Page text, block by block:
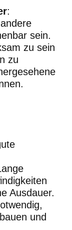
:
sein.
zu sein
zu
Ausdauer.
und